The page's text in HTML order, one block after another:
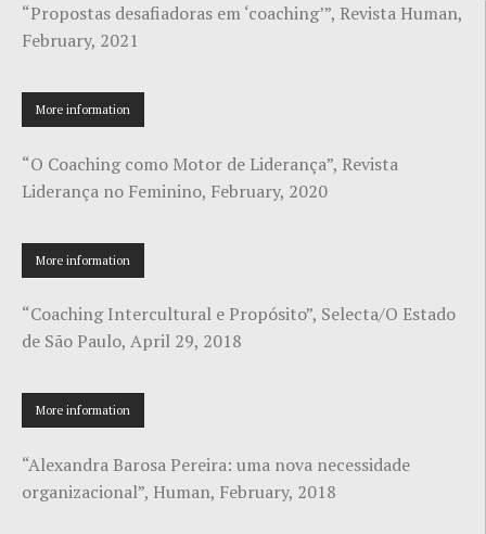
“Propostas desafiadoras em ‘coaching’”, Revista Human,
February, 2021
More information
“O Coaching como Motor de Liderança”, Revista
Liderança no Feminino, February, 2020
More information
“Coaching Intercultural e Propósito”, Selecta/O Estado
de São Paulo, April 29, 2018
More information
“Alexandra Barosa Pereira: uma nova necessidade
organizacional”, Human, February, 2018